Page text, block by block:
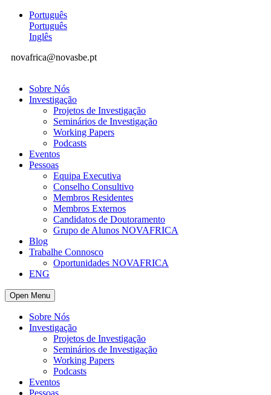
Português
Português
Inglês
novafrica@novasbe.pt
Sobre Nós
Investigação
Projetos de Investigação
Seminários de Investigação
Working Papers
Podcasts
Eventos
Pessoas
Equipa Executiva
Conselho Consultivo
Membros Residentes
Membros Externos
Candidatos de Doutoramento
Grupo de Alunos NOVAFRICA
Blog
Trabalhe Connosco
Oportunidades NOVAFRICA
ENG
Open Menu
Sobre Nós
Investigação
Projetos de Investigação
Seminários de Investigação
Working Papers
Podcasts
Eventos
Pessoas